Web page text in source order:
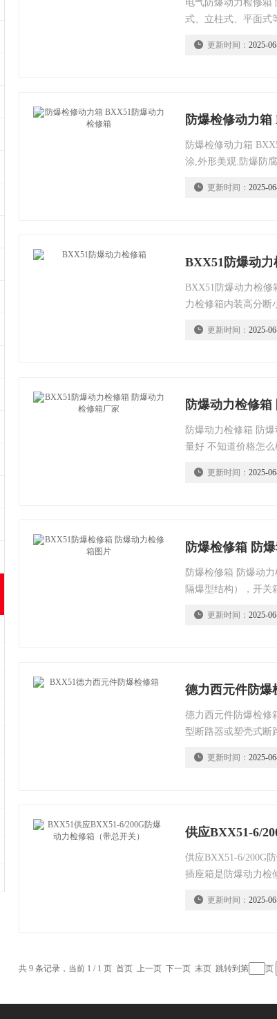
电气防爆动力检修箱
式、立柱式、平面式
更新时间： 2025-
防爆检修动力
防爆检修动力箱
涂,外形美观.防爆防
更新时间： 2025-
BXX51防爆动力
BXX51防爆动力检修
力检修箱内装高分断
以自由组合.
更新时间： 2025-
防爆动力检修
防爆动力检修箱 防
量好 不知道价格怎
更新时间： 2025-
防爆检修箱 防
防爆检修箱 防爆动
隔爆型结构），开关
更新时间： 2025-
德力西元件防爆
德力西元件防爆检修
型断路器或塑壳式断
更新时间： 2025-
供应BXX51-6/
供应BXX51-6/200G
插座箱是防爆动力检
更新时间： 2025-
共 9 条记录，当前 1 / 1 页 首页 上一页 下一页 末页 跳转到第 页